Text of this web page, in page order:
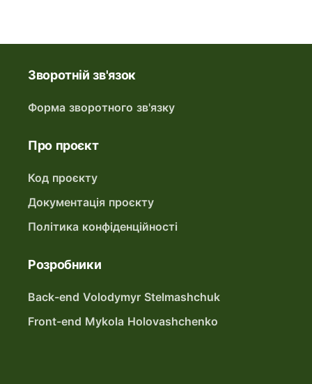
Зворотній зв'язок
Форма зворотного зв'язку
Про проєкт
Код проєкту
Документація проєкту
Політика конфіденційності
Розробники
Back-end Volodymyr Stelmashchuk
Front-end Mykola Holovashchenko